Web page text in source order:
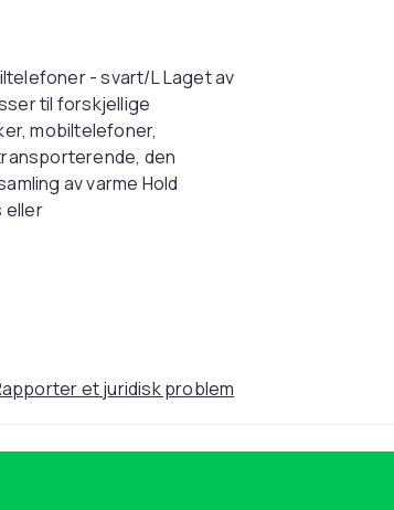
- svart/L Laget av
til forskjellige
mobiltelefoner,
den
av varme Hold
eller
5a58-9bd7-c7ca72eded76
et juridisk problem